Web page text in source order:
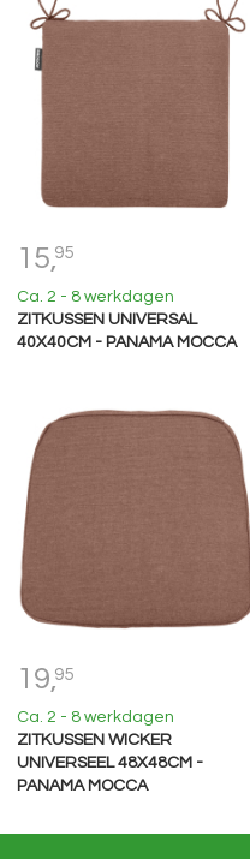
15,95
Ca. 2 - 8 werkdagen
ZITKUSSEN UNIVERSAL
40X40CM - PANAMA MOCCA
19,95
Ca. 2 - 8 werkdagen
ZITKUSSEN WICKER
UNIVERSEEL 48X48CM -
PANAMA MOCCA